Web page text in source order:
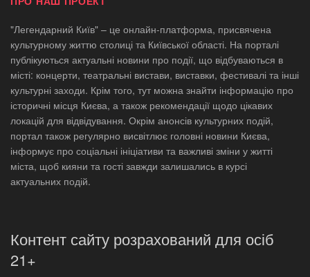
"Легендарний Київ" – це онлайн-платформа, присвячена
культурному життю столиці та Київської області. На порталі
публікуються актуальні новини про події, що відбуваються в
місті: концерти, театральні вистави, виставки, фестивалі та інші
культурні заходи. Крім того, тут можна знайти інформацію про
історичні місця Києва, а також рекомендації щодо цікавих
локацій для відвідування. Окрім анонсів культурних подій,
портал також регулярно висвітлює головні новини Києва,
інформує про соціальні ініціативи та важливі зміни у житті
міста, щоб кияни та гості завжди залишались в курсі
актуальних подій.
Контент сайту розрахований для осіб
21+